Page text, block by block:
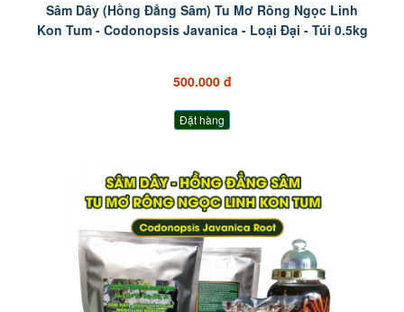
Sâm Dây (Hồng Đẳng Sâm) Tu Mơ Rông Ngọc Linh
Kon Tum - Codonopsis Javanica - Loại Đại - Túi 0.5kg
500.000 đ
Đặt hàng